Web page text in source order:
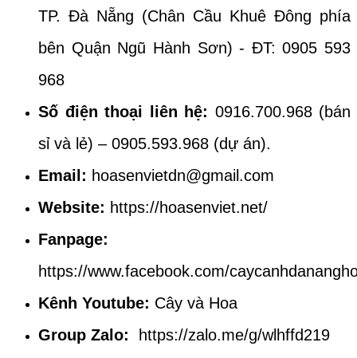
TP. Đà Nẵng (Chân Cầu Khuê Đông phía
bên Quận Ngũ Hành Sơn) - ĐT: 0905 593
968
Số điện thoại liên hệ: 0916.700.968 (bán
sỉ và lẻ) – 0905.593.968 (dự án).
Email: hoasenvietdn@gmail.com
Website: https://hoasenviet.net/
Fanpage:
https://www.facebook.com/
Kênh Youtube: Cây và Hoa
Group Zalo:
https://zalo.me/g/wlhffd219